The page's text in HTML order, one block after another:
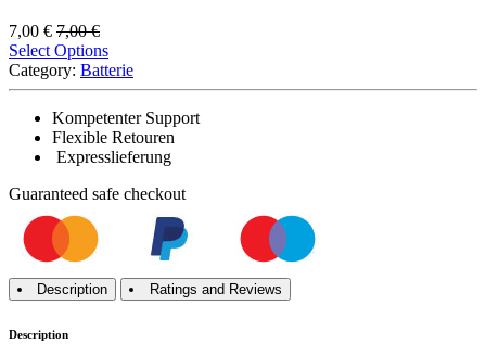
7,00 € 7,00€
Select Options
Category: Batterie
Kompetenter Support
Flexible Retouren
Expresslieferung
Guaranteed safe checkout
Description Ratings and Reviews
Description